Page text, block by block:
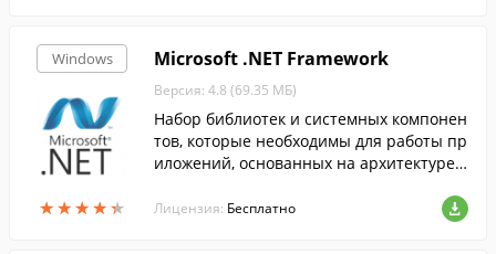
Windows
★★★★★
★★★★★
Microsoft .NET Framework
Версия: 4.8 (69.35 МБ)
Набор библиотек и системных компонен
тов, которые необходимы для работы пр
иложений, основанных на архитектуре .
Лицензия: Бесплатно